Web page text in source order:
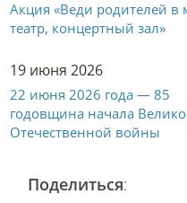
Акция «Веди родителей в
театр, концертный зал»
19 июня 2026
22 июня 2026 года — 85
годовщина начала
Отечественной войны
Поделиться: